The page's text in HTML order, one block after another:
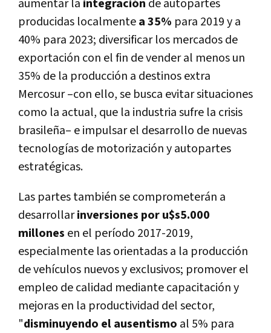
aumentar la integración de autopartes
producidas localmentea 35% para 2019 y a
40% para 2023; diversificar los mercados de
exportación con el fin de vender al menos un
35% de la producción a destinos extra
Mercosur –con ello, se busca evitar situaciones
como la actual, que la industria sufre la crisis
brasileña– e impulsar el desarrollo de nuevas
tecnologías de motorización y autopartes
estratégicas.
Las partes también se comprometerán a
desarrollarinversiones por u$s5.000
millones en el período 2017-2019,
especialmente las orientadas a la producción
de vehículos nuevos y exclusivos; promover el
empleo de calidad mediante capacitación y
mejoras en la productividad del sector,
"disminuyendo el ausentismo al 5% para